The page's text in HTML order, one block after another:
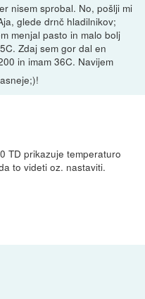
nisem sprobal. No, pošlji mi
glede drnč hladilnikov;
menjal pasto in malo bolj
Zdaj sem gor dal en
in imam 36C. Navijem
TD prikazuje temperaturo
to videti oz. nastaviti.